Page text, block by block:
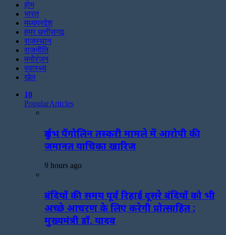
होम
भारत
मध्यप्रदेश
हमर छत्तीसगढ़
राजस्थान
राजनीति
मनोरंजन
स्वास्थ्य
खेल
10
PopularArticles
दुर्लभ पैंगोलिन तस्करी मामले में आरोपी की
जमानत याचिका खारिज
9 hours ago
बंदियों की समय पूर्व रिहाई दूसरे बंदियों को भी
अच्छे आचरण के लिए करेगी प्रोत्साहित :
मुख्यमंत्री डॉ. यादव